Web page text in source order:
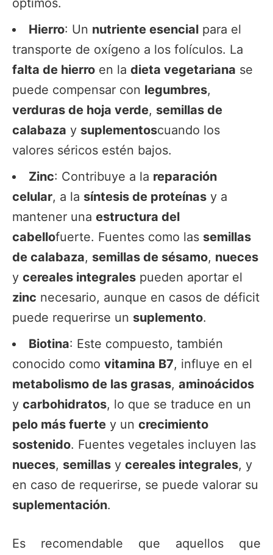
Hierro: Un nutriente esencial para el
transporte de oxígeno a los folículos. La
falta de hierro en la dieta vegetariana se
puede compensar con legumbres,
verduras de hoja verde, semillas de
calabaza y suplementoscuando los
valores séricos estén bajos.
Zinc: Contribuye a la reparación
celular, a la síntesis de proteínas y a
mantener una estructura del
cabellofuerte. Fuentes como las semillas
de calabaza, semillas de sésamo, nueces
y cereales integrales pueden aportar el
zinc necesario, aunque en casos de déficit
puede requerirse un suplemento.
Biotina: Este compuesto, también
conocido como vitamina B7, influye en el
metabolismo de las grasas, aminoácidos
y carbohidratos, lo que se traduce en un
pelo más fuerte y un crecimiento
sostenido. Fuentes vegetales incluyen las
nueces, semillas y cereales integrales, y
en caso de requerirse, se puede valorar su
suplementación.
Es recomendable que aquellos que